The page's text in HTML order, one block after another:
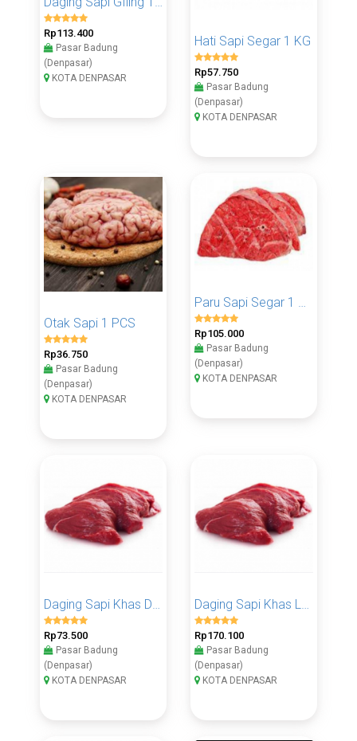
Rp113.400
Pasar Badung
(Denpasar)
KOTA DENPASAR
Hati Sapi Segar 1 KG
Rp57.750
Pasar Badung
(Denpasar)
KOTA DENPASAR
Otak Sapi 1 PCS
Rp36.750
Pasar Badung
(Denpasar)
KOTA DENPASAR
Rp105.000
Pasar Badung
(Denpasar)
KOTA DENPASAR
Daging Sapi Khas Dalam 500 Gram
Rp73.500
Pasar Badung
(Denpasar)
KOTA DENPASAR
Daging Sapi Khas Luar 1 KG
Rp170.100
Pasar Badung
(Denpasar)
KOTA DENPASAR